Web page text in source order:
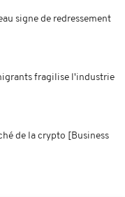
signe de redressement
fragilise l'industrie
de la crypto [Business